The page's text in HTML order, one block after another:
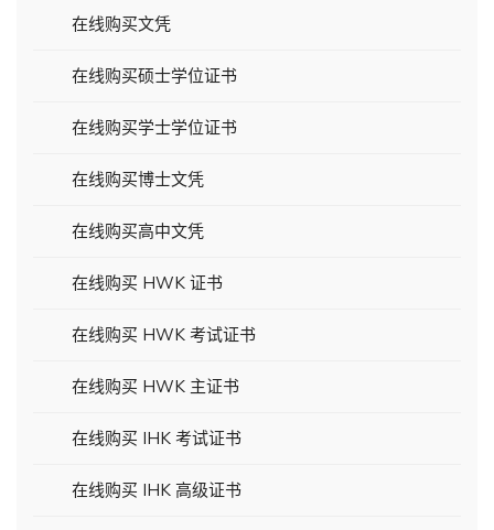
在线购买文凭
在线购买硕士学位证书
在线购买学士学位证书
在线购买博士文凭
在线购买高中文凭
在线购买 HWK 证书
在线购买 HWK 考试证书
在线购买 HWK 主证书
在线购买 IHK 考试证书
在线购买 IHK 高级证书